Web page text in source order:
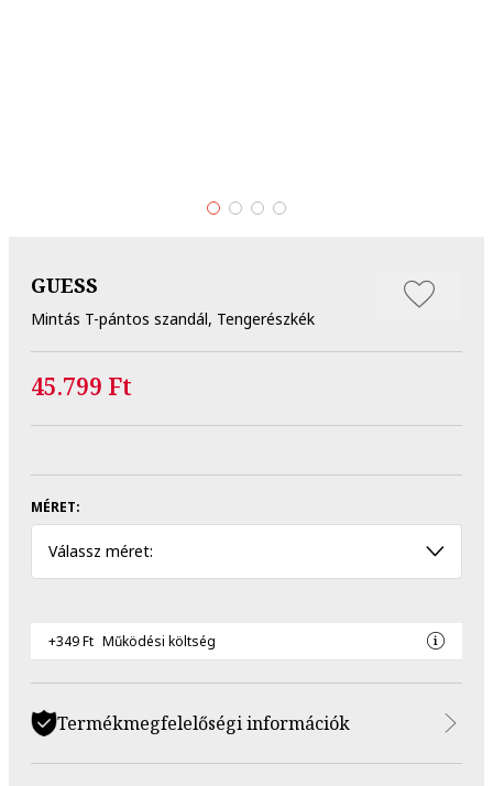
GUESS
Mintás T-pántos szandál, Tengerészkék
45.799 Ft
MÉRET:
Válassz méret:
+349 Ft Működési költség
Termékmegfelelőségi információk